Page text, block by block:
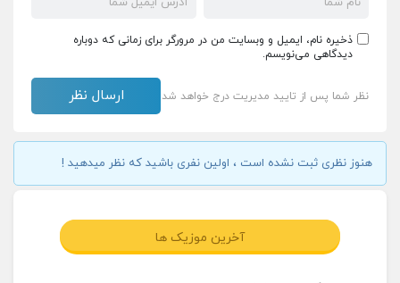
ذخیره نام، ایمیل و وبسایت من در مرورگر برای زمانی که دوباره
دیدگاهی می‌نویسم.
نظر شما پس از تایید مدیریت درج خواهد شد
هنوز نظری ثبت نشده است ، اولین نفری باشید که نظر میدهید !
آخرین موزیک ها